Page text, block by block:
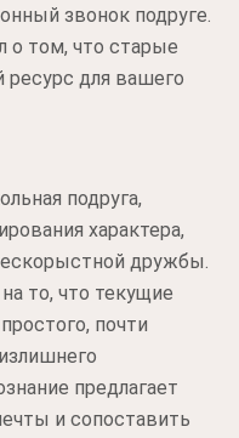
звонок подруге.
о том, что старые
для вашего
подруга,
характера,
дружбы.
то, что текущие
почти
предлагает
и сопоставить